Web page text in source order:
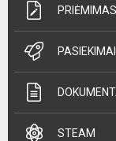
PASIEKIMAI
STEAM